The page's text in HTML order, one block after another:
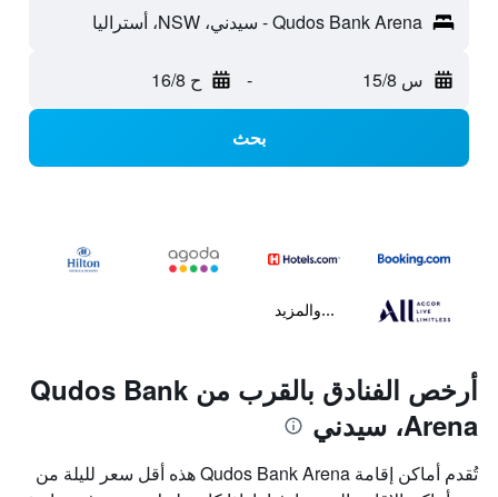
Qudos Bank Arena - سيدني، NSW، أستراليا
س 15/8 - ح 16/8
بحث
...والمزيد
أرخص الفنادق بالقرب من Qudos Bank
Arena، سيدني
تُقدم أماكن إقامة Qudos Bank Arena هذه أقل سعر لليلة من